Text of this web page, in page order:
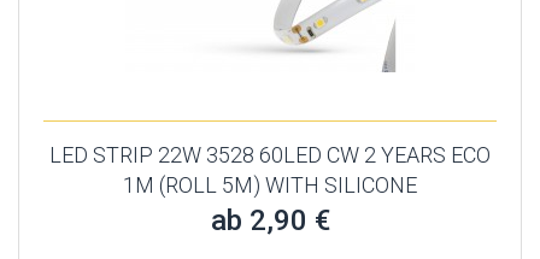
LED STRIP 22W 3528 60LED CW 2 YEARS ECO
1M (ROLL 5M) WITH SILICONE
ab 2,90 €